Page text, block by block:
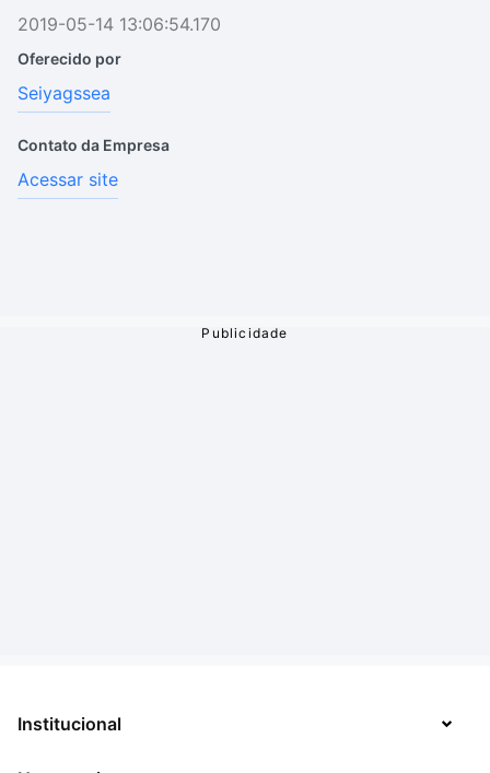
2019-05-14 13:06:54.170
Oferecido por
Seiyagssea
Contato da Empresa
Acessar site
Institucional